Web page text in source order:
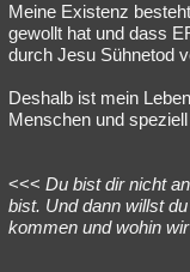
Meine Existenz
gewollt hat und dass
durch Jesu Sühnetod
Deshalb ist mein
Menschen und speziell
<<< Du bist dir nicht
bist. Und dann willst
kommen und wohin